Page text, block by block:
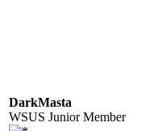
DarkMasta
WSUS Junior Member